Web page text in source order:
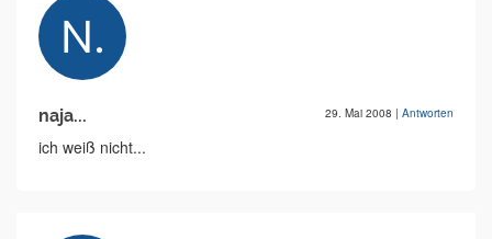
naja... 29. Mai 2008 | Antworten
ich weiß nicht...